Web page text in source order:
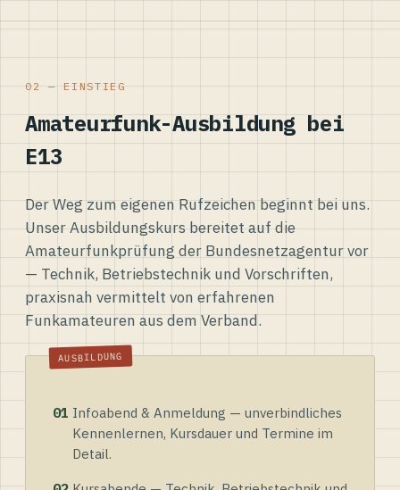
02 — EINSTIEG
Amateurfunk-Ausbildung bei
E13
Der Weg zum eigenen Rufzeichen beginnt bei uns.
Unser Ausbildungskurs bereitet auf die
Amateurfunkprüfung der Bundesnetzagentur vor
— Technik, Betriebstechnik und Vorschriften,
praxisnah vermittelt von erfahrenen
Funkamateuren aus dem Verband.
01 Infoabend & Anmeldung — unverbindliches
Kennenlernen, Kursdauer und Termine im
Detail.